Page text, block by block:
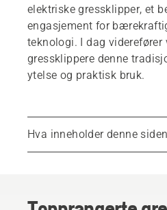
elektriske gressklipper, et
engasjement for
teknologi. I dag viderefører
gressklippere denne
ytelse og praktisk bruk.
Hva inneholder denne
Topprangerte
Den kraftigste